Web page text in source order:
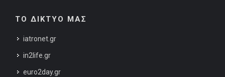
ΤΟ ΔΙΚΤΥΟ ΜΑΣ
iatronet.gr
in2life.gr
euro2day.gr